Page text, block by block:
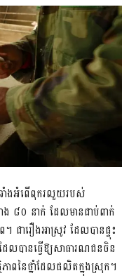
ឆាំង​អំពើពុករលួយ​របស់​
៨០ នាក់​ ដែល​មានជាប់ពាក់
ជារឿងអាស្រូវ​ ដែលបានផ្ទុះ
លបានធ្វើឱ្យ​សាធារណជនចិន​
ភាព​នៃថ្នាំ​ដែល​ផលិតក្នុងស្រុក​។